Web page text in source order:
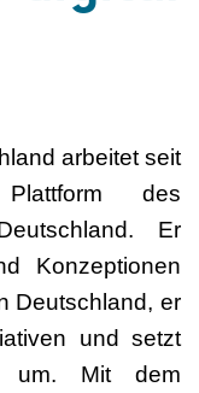
arbeitet seit
des
Er
Konzeptionen
Deutschland, er
und setzt
um. Mit dem